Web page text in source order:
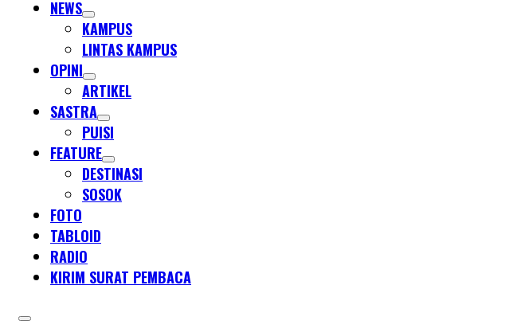
NEWS
KAMPUS
LINTAS KAMPUS
OPINI
ARTIKEL
SASTRA
PUISI
FEATURE
DESTINASI
SOSOK
FOTO
TABLOID
RADIO
KIRIM SURAT PEMBACA